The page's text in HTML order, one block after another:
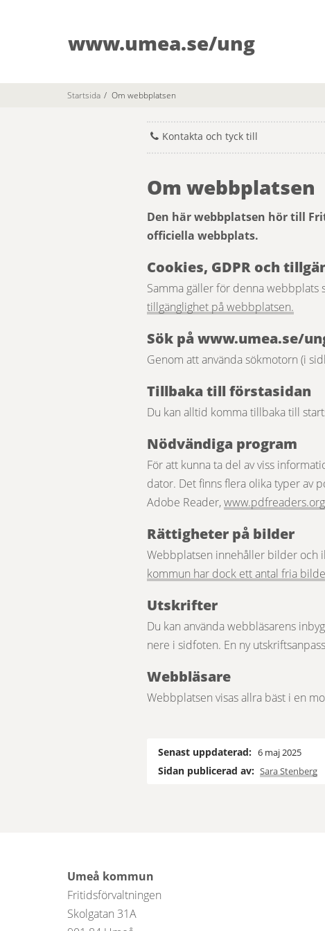
www.umea.se/ung
Startsida / Om webbplatsen
Kontakta och tyck till
Om webbplatsen
Den här webbplatsen hör till
officiella webbplats.
Cookies, GDPR och
Samma gäller för denna
tillgänglighet på webbplatsen.
Sök på www.umea.se/
Genom att använda sökmotorn (i
Tillbaka till förstasidan
Du kan alltid komma tillbaka till
Nödvändiga program
För att kunna ta del av viss
dator. Det finns flera olika typer av
Adobe Reader, www.pdfreaders.org
Rättigheter på bilder
Webbplatsen innehåller bilder och
kommun har dock ett antal fria
Utskrifter
Du kan använda webbläsarens
nere i sidfoten. En ny
Webbläsare
Webbplatsen visas allra bäst i en
Senast uppdaterad: 6 maj 2025
Sidan publicerad av: Sara Stenberg
Umeå kommun
Fritidsförvaltningen
Skolgatan 31A